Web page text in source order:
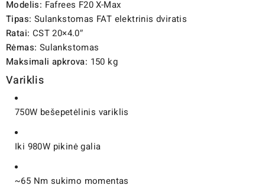
Modelis: Fafrees F20 X-Max
Tipas: Sulankstomas FAT elektrinis dviratis
Ratai: CST 20×4.0″
Rėmas: Sulankstomas
Maksimali apkrova: 150 kg
Variklis
750W bešepetėlinis variklis
Iki 980W pikinė galia
~65 Nm sukimo momentas